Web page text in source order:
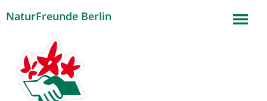
NaturFreunde Berlin